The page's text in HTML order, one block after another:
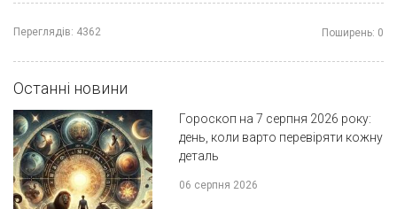
Переглядів: 4362 Поширень: 0
Останні новини
Гороскоп на 7 серпня 2026 року:
день, коли варто перевіряти кожну
деталь
06 серпня 2026